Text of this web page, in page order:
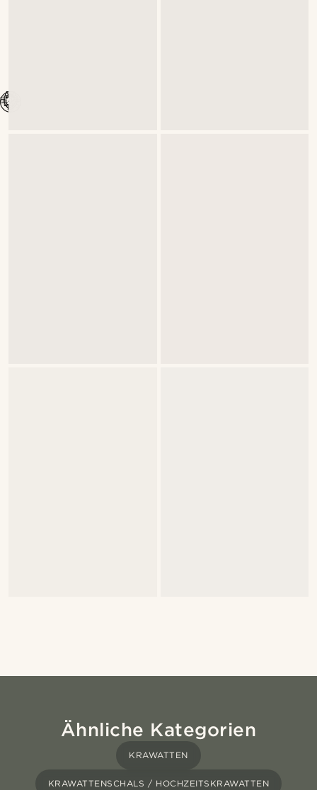
Ähnliche Kategorien
KRAWATTEN
KRAWATTENSCHALS / HOCHZEITSKRAWATTEN